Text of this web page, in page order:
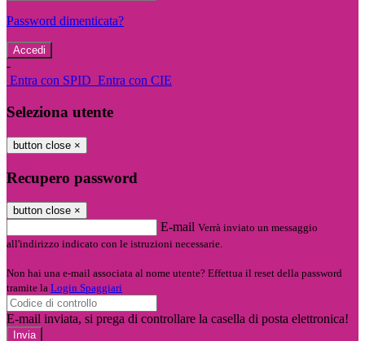
Password dimenticata?
-
Entra con SPID Entra con CIE
Seleziona utente
button close ×
Recupero password
button close ×
E-mail Verrà inviato un messaggio
all'indirizzo indicato con le istruzioni necessarie.
Non hai una e-mail associata al nome utente? Effettua il reset della password
tramite la Login Spaggiari
E-mail inviata, si prega di controllare la casella di posta elettronica!